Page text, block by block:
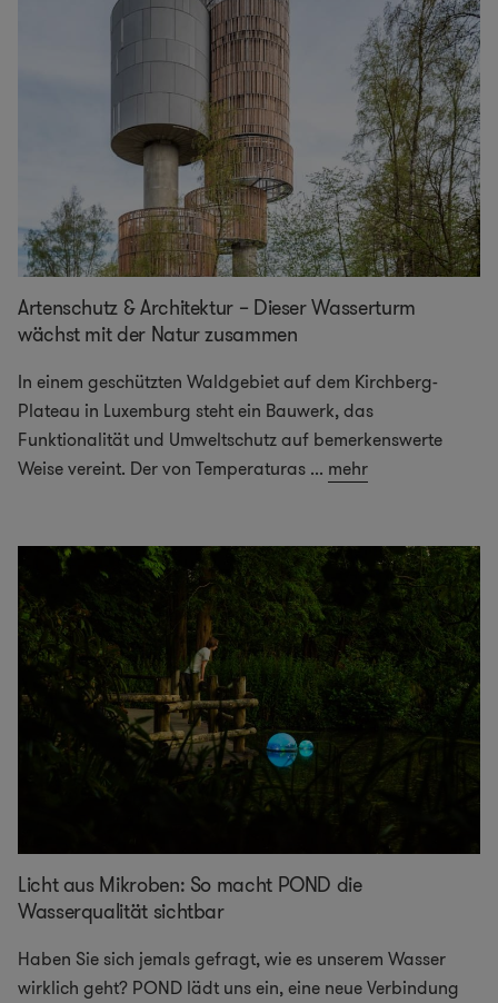
Artenschutz & Architektur – Dieser Wasserturm
wächst mit der Natur zusammen
In einem geschützten Waldgebiet auf dem Kirchberg-
Plateau in Luxemburg steht ein Bauwerk, das
Funktionalität und Umweltschutz auf bemerkenswerte
Weise vereint. Der von Temperaturas ... mehr
Licht aus Mikroben: So macht POND die
Wasserqualität sichtbar
Haben Sie sich jemals gefragt, wie es unserem Wasser
wirklich geht? POND lädt uns ein, eine neue Verbindung